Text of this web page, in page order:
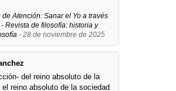
Atención: Sanar el Yo a través
Revista de filosofía: historia y
- 28 de noviembre de 2025
del reino absoluto de la
reino absoluto de la sociedad